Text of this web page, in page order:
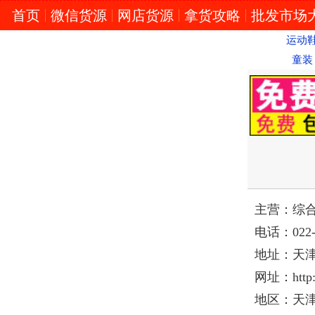
首页 微信货源 网店货源 拿货攻略 批发市场
运动
童装
主营： 综
电话：
地址： 天
网址：
地区： 天